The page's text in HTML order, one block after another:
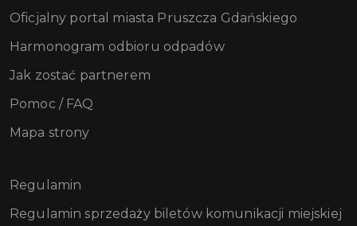
Oficjalny portal miasta Pruszcza Gdańskiego
Harmonogram odbioru odpadów
Jak zostać partnerem
Pomoc / FAQ
Mapa strony
Regulamin
Regulamin sprzedaży biletów komunikacji miejskiej